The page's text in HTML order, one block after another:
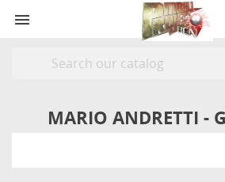

MARIO ANDRETTI -